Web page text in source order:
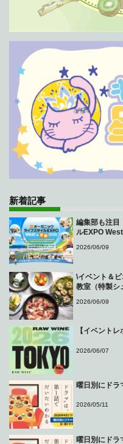
新着記事
編集部も注目
ルEXPO
2026/06/09
\イベント＆
教室（特製シ
2026/06/09
【イベント
2026/06/07
曜日別にドラ
2026/05/11
曜日別にドラ